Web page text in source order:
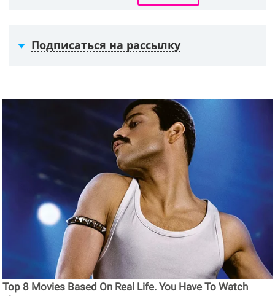
Подписаться на рассылку
Top 8 Movies Based On Real Life. You Have To Watch